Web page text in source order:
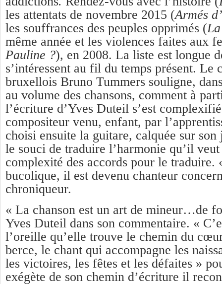
les attentats de novembre 2015 (Armés
les souffrances des peuples opprimés (
même année et les violences faites aux
Pauline ?), en 2008. La liste est longue
s’intéressent au fil du temps présent. Le
bruxellois Bruno Tummers souligne,
au volume des chansons, comment à
l’écriture d’Yves Duteil s’est
compositeur venu, enfant, par
choisi ensuite la guitare, calquée sur
le souci de traduire l’harmonie qu’il
complexité des accords pour le traduire.
bucolique, il est devenu chanteur
chroniqueur.
« La chanson est un art de mineur…de
Yves Duteil dans son commentaire. «
l’oreille qu’elle trouve le chemin du
berce, le chant qui accompagne les
les victoires, les fêtes et les défaites »
exégète de son chemin d’écriture il